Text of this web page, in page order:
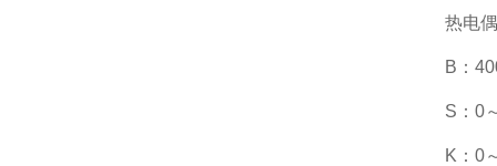
热电偶
B：
S：0
K：0